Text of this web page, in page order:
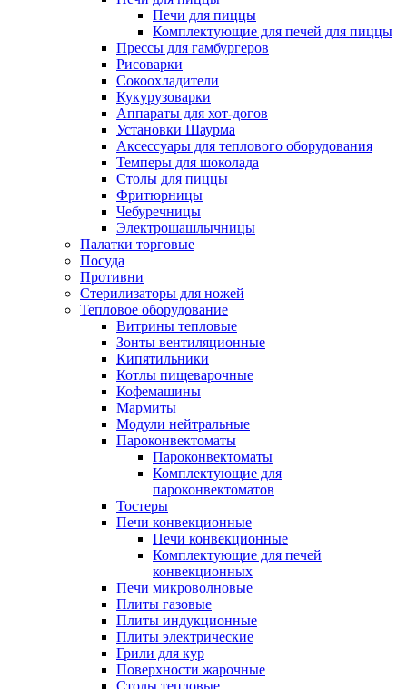
Печи для пиццы
Комплектующие для печей для пиццы
Прессы для гамбургеров
Рисоварки
Сокоохладители
Кукурузоварки
Аппараты для хот-догов
Установки Шаурма
Аксессуары для теплового оборудования
Темперы для шоколада
Столы для пиццы
Фритюрницы
Чебуречницы
Электрошашлычницы
Палатки торговые
Посуда
Противни
Стерилизаторы для ножей
Тепловое оборудование
Витрины тепловые
Зонты вентиляционные
Кипятильники
Котлы пищеварочные
Кофемашины
Мармиты
Модули нейтральные
Пароконвектоматы
Пароконвектоматы
Комплектующие для
пароконвектоматов
Тостеры
Печи конвекционные
Печи конвекционные
Комплектующие для печей
конвекционных
Печи микроволновые
Плиты газовые
Плиты индукционные
Плиты электрические
Грили для кур
Поверхности жарочные
Столы тепловые